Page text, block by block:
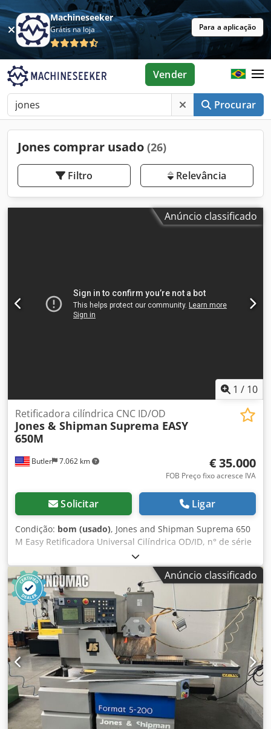
Machineseeker
Grátis na loja Para a aplicação
Procurar
Vender
Jones comprar usado (26)
Filtro Relevância
Anúncio classificado
1 / 10
Butler 7.062 km
Retificadora cilíndrica CNC ID/OD
Jones & Shipman Suprema EASY
650M
€ 35.000
FOB Preço fixo acresce IVA
Solicitar Ligar
Condição: bom (usado), Jones and Shipman Suprema 650
M Easy Retificadora Universal Cilíndrica OD/ID, n° de série
SO19131, com comando PLC J&S, diâmetro de oscilação de
12" x 25" entre pontas, cabeçote giratório com capacidade
para OD & ID, eixo interno, sistema de refrigeração
Hydromation, DRO Heidenhain, fixação da peça NÃO
incluída. Crjdpfx Aoywfyqopmef
Anúncio classificado